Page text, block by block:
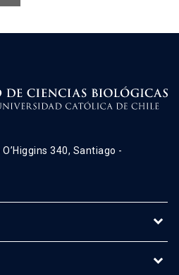
340, Santiago -